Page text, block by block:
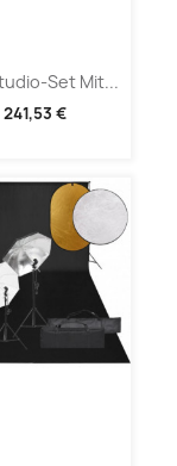
Set Mit...
241,53 €